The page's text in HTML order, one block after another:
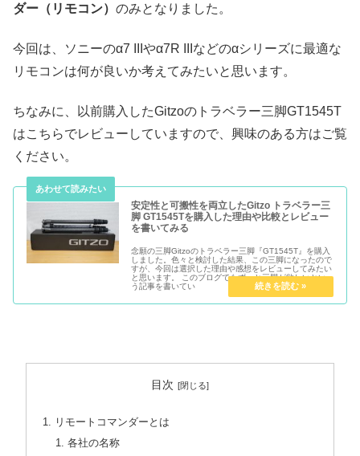
ダー（リモコン） のみとなりました。
今回は、ソニーのα7 IIIやα7R IIIなどのαシリーズに最適な
リモコンは何が良いか考えてみたいと思います。
ちなみに、以前購入したGitzoのトラベラー三脚GT1545T
はこちらでレビューしていますので、興味のある方はご覧
ください。
安定性と可搬性を両立したGitzo トラベラー三
脚 GT1545Tを購入した理由や比較とレビュー
を書いてみる
念願の三脚Gitzoのトラベラー三脚『GT1545T』を購入
しました。色々と検討した結果、この三脚になったので
すが、今回は選択した理由や感想をレビューしてみたい
と思います。 このブログでもずっと三脚が欲しいとい
う記事を書いてい
目次
リモートコマンダーとは
各社の名称